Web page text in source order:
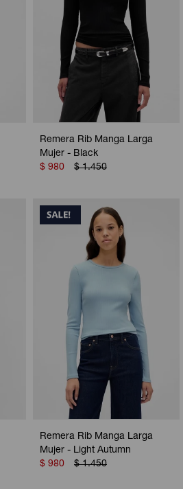
Remera Rib Manga Larga
Mujer - Black
$ 980 $ 1.450
Remera Rib Manga Larga
Mujer - Light Autumn
$ 980 $ 1.450